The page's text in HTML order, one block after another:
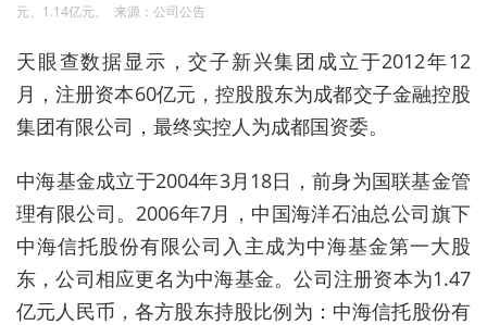
元、1.14亿元。 来源：公司公告
天眼查数据显示，交子新兴集团成立于2012年12
月，注册资本60亿元，控股股东为成都交子金融控股
集团有限公司，最终实控人为成都国资委。
中海基金成立于2004年3月18日，前身为国联基金管
理有限公司。2006年7月，中国海洋石油总公司旗下
中海信托股份有限公司入主成为中海基金第一大股
东，公司相应更名为中海基金。公司注册资本为1.47
亿元人民币，各方股东持股比例为：中海信托股份有